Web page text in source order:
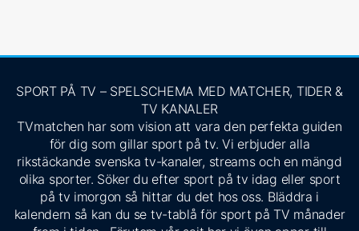
SPORT PÅ TV – SPELSCHEMA MED MATCHER, TIDER &
TV KANALER
TVmatchen har som vision att vara den perfekta guiden
för dig som gillar sport på tv. Vi erbjuder alla
rikstäckande svenska tv-kanaler, streams och en mängd
olika sporter. Söker du efter sport på tv idag eller sport
på tv imorgon så hittar du det hos oss. Bläddra i
kalendern så kan du se tv-tablå för sport på TV månader